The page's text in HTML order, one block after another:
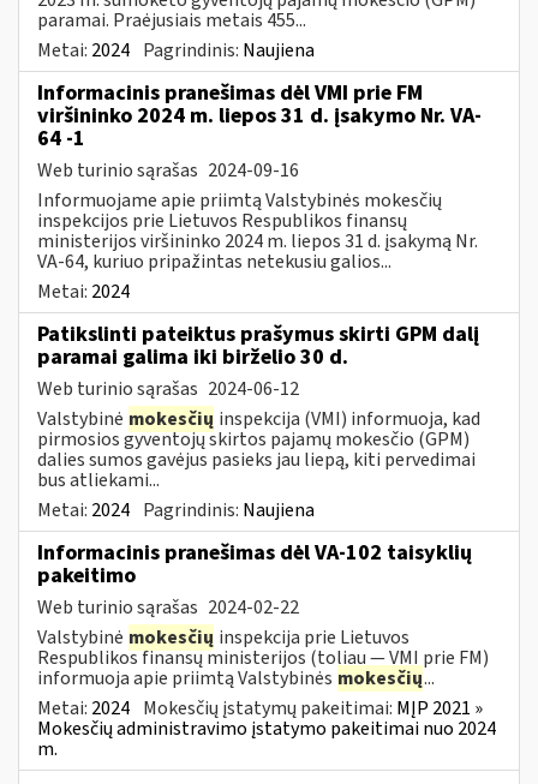
paramai. Praėjusiais metais 455...
Metai: 2024 Pagrindinis: Naujiena
Informacinis pranešimas dėl VMI prie FM
viršininko 2024 m. liepos 31 d. įsakymo Nr. VA-
64 -1
Web turinio sąrašas 2024-09-16
Informuojame apie priimtą Valstybinės mokesčių
inspekcijos prie Lietuvos Respublikos finansų
ministerijos viršininko 2024 m. liepos 31 d. įsakymą Nr.
VA-64, kuriuo pripažintas netekusiu galios...
Metai: 2024
Patikslinti pateiktus prašymus skirti GPM dalį
paramai galima iki birželio 30 d.
Web turinio sąrašas 2024-06-12
Valstybinė mokesčių inspekcija (VMI) informuoja, kad
pirmosios gyventojų skirtos pajamų mokesčio (GPM)
dalies sumos gavėjus pasieks jau liepą, kiti pervedimai
bus atliekami...
Metai: 2024 Pagrindinis: Naujiena
Informacinis pranešimas dėl VA-102 taisyklių
pakeitimo
Web turinio sąrašas 2024-02-22
Valstybinė mokesčių inspekcija prie Lietuvos
Respublikos finansų ministerijos (toliau ― VMI prie FM)
informuoja apie priimtą Valstybinės mokesčių...
Metai: 2024 Mokesčių įstatymų pakeitimai: MĮP 2021 »
Mokesčių administravimo įstatymo pakeitimai nuo 2024
m.